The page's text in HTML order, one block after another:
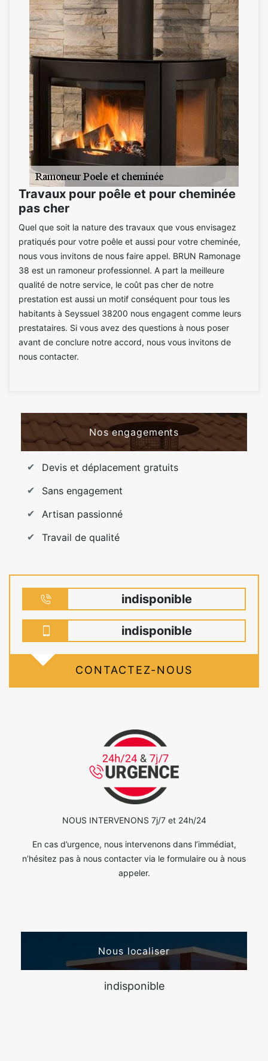
Travaux pour poêle et pour cheminée
pas cher
Quel que soit la nature des travaux que vous envisagez
pratiqués pour votre poêle et aussi pour votre cheminée,
nous vous invitons de nous faire appel. BRUN Ramonage
38 est un ramoneur professionnel. A part la meilleure
qualité de notre service, le coût pas cher de notre
prestation est aussi un motif conséquent pour tous les
habitants à Seyssuel 38200 nous engagent comme leurs
prestataires. Si vous avez des questions à nous poser
avant de conclure notre accord, nous vous invitons de
nous contacter.
Nos engagements
Devis et déplacement gratuits
Sans engagement
Artisan passionné
Travail de qualité
indisponible
indisponible
CONTACTEZ-NOUS
NOUS INTERVENONS 7j/7 et 24h/24
En cas d’urgence, nous intervenons dans l’immédiat,
n’hésitez pas à nous contacter via le formulaire ou à nous
appeler.
Nous localiser
indisponible